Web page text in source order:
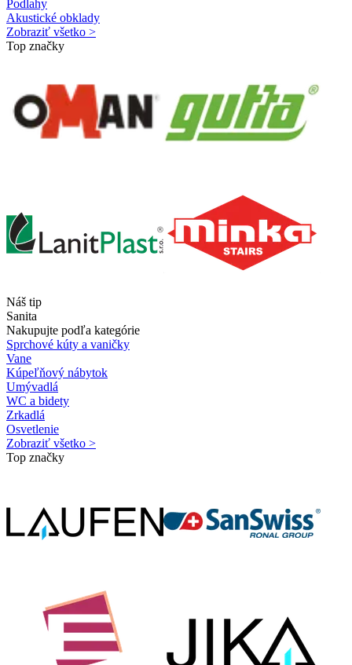
Podlahy
Akustické obklady
Zobraziť všetko >
Top značky
Náš tip
Sanita
Nakupujte podľa kategórie
Sprchové kúty a vaničky
Vane
Kúpeľňový nábytok
Umývadlá
WC a bidety
Zrkadlá
Osvetlenie
Zobraziť všetko >
Top značky